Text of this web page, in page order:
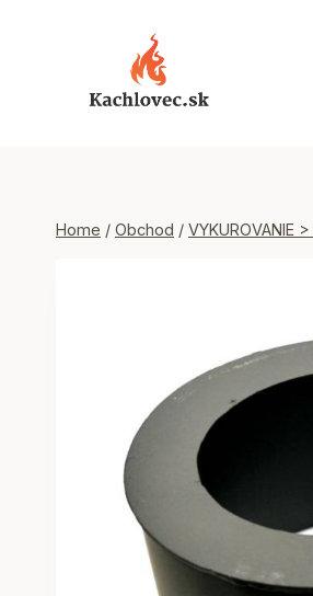
Home / Obchod / VYKUROVANIE